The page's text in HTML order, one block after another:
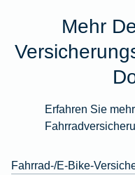
Mehr
Erfahren Sie
Fahrrad-/E-Bike-